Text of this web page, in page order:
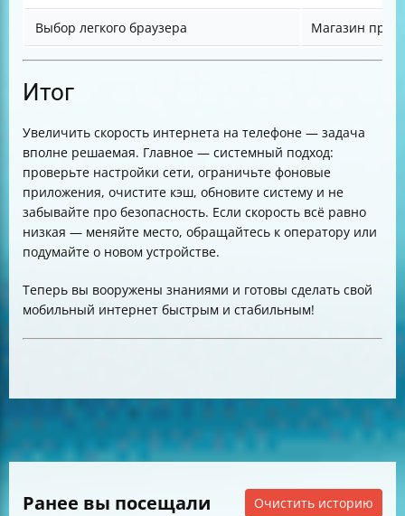
Выбор легкого браузера Магазин
Итог
Увеличить скорость интернета на телефоне — задача
вполне решаемая. Главное — системный подход:
проверьте настройки сети, ограничьте фоновые
приложения, очистите кэш, обновите систему и не
забывайте про безопасность. Если скорость всё равно
низкая — меняйте место, обращайтесь к оператору или
подумайте о новом устройстве.
Теперь вы вооружены знаниями и готовы сделать свой
мобильный интернет быстрым и стабильным!
Ранее вы посещали Очистить историю